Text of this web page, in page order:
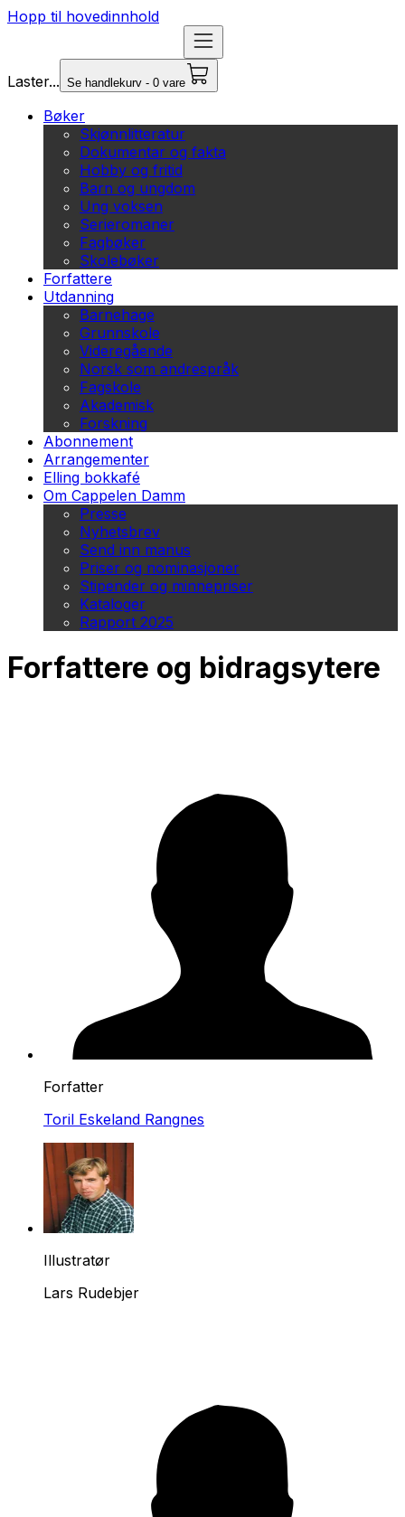
Hopp til hovedinnhold
Laster... Se handlekurv - 0 vare
Bøker
Skjønnlitteratur
Dokumentar og fakta
Hobby og fritid
Barn og ungdom
Ung voksen
Serieromaner
Fagbøker
Skolebøker
Forfattere
Utdanning
Barnehage
Grunnskole
Videregående
Norsk som andrespråk
Fagskole
Akademisk
Forskning
Abonnement
Arrangementer
Elling bokkafé
Om Cappelen Damm
Presse
Nyhetsbrev
Send inn manus
Priser og nominasjoner
Stipender og minnepriser
Kataloger
Rapport 2025
Forfattere og bidragsytere
Forfatter
Toril Eskeland Rangnes
Illustratør
Lars Rudebjer